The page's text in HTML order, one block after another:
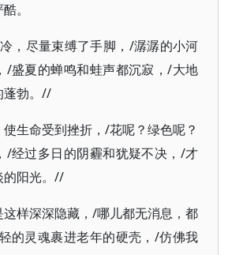
。
，尽量束缚了手脚，/潺潺的小河
/盛夏的蝉鸣和蛙声都沉寂，/大地
蓬勃。//
生命受到挫折，/花呢？绿色呢？
/经过多日的阴霾和犹疑不决，/才
的阳光。//
样深深隐藏，/哪儿都无消息，都
的灵魂裹进老年的硬壳，/仿佛我